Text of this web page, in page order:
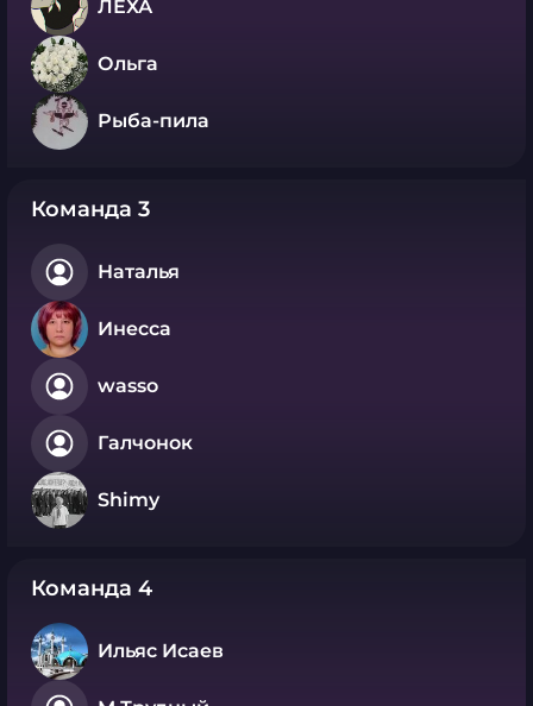
ЛЕХА
Ольга
Рыба-пила
Команда 3
Наталья
Инесса
wasso
Галчонок
Shimy
Команда 4
Ильяс Исаев